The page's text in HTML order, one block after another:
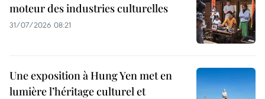
moteur des industries culturelles
31/07/2026 08:21
Une exposition à Hung Yen met en
lumière l’héritage culturel et